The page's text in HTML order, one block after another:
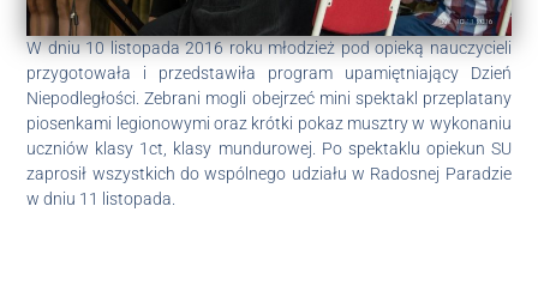
W dniu 10 listopada 2016 roku młodzież pod opieką nauczycieli
przygotowała i przedstawiła program upamiętniający Dzień
Niepodległości. Zebrani mogli obejrzeć mini spektakl przeplatany
piosenkami legionowymi oraz krótki pokaz musztry w wykonaniu
uczniów klasy 1ct, klasy mundurowej. Po spektaklu opiekun SU
zaprosił wszystkich do wspólnego udziału w Radosnej Paradzie
w dniu 11 listopada.